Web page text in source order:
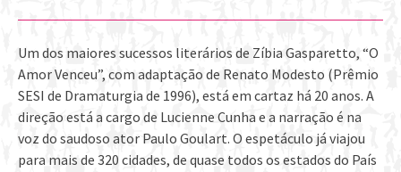
Um dos maiores sucessos literários de Zíbia Gasparetto, “O
Amor Venceu”, com adaptação de Renato Modesto (Prêmio
SESI de Dramaturgia de 1996), está em cartaz há 20 anos. A
direção está a cargo de Lucienne Cunha e a narração é na
voz do saudoso ator Paulo Goulart. O espetáculo já viajou
para mais de 320 cidades, de quase todos os estados do País